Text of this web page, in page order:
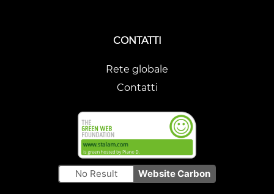
CONTATTI
Rete globale
Contatti
No Result Website Carbon